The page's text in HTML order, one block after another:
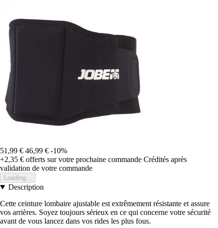
51,99 € 46,99 € -10%
+2,35 € offerts sur votre prochaine commande Crédités après
validation de votre commande
Loading...
Description
Cette ceinture lombaire ajustable est extrêmement résistante et assure
vos arrières. Soyez toujours sérieux en ce qui concerne votre sécurité
avant de vous lancez dans vos rides les plus fous.